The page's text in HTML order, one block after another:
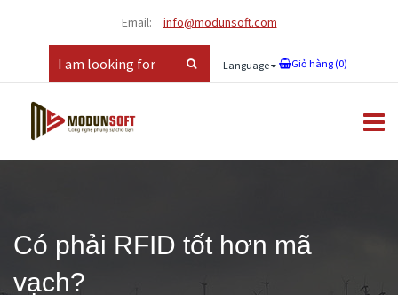
Email: info@modunsoft.com
Language Giỏ hàng (0)
Có phải RFID tốt hơn mã
vạch?